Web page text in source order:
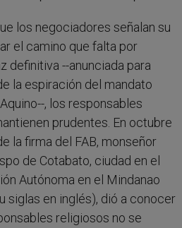
los negociadores señalan su
el camino que falta por
definitiva --anunciada para
la espiración del mandato
, los responsables
prudentes. En octubre
la firma del FAB, monseñor
de Cotabato, ciudad en el
Autónoma en el Mindanao
siglas en inglés), dió a conocer
religiosos no se